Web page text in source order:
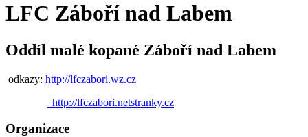
LFC Záboří nad Labem
Oddíl malé kopané Záboří nad Labem
odkazy: http://lfczabori.wz.cz
http://lfczabori.netstranky.cz
Organizace